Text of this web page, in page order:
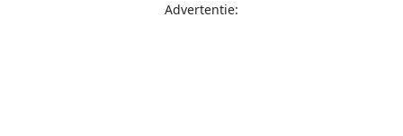
Advertentie: